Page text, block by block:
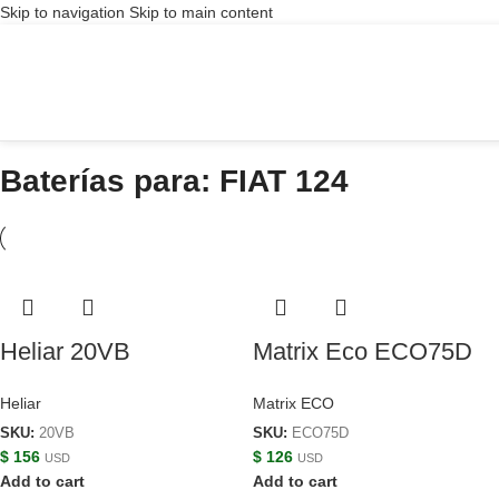
Skip to navigation Skip to main content
Baterías para: FIAT 124
Heliar 20VB
Heliar
SKU: 20VB
$ 156 USD
Add to cart
Matrix Eco ECO75D
Matrix ECO
SKU: ECO75D
$ 126 USD
Add to cart